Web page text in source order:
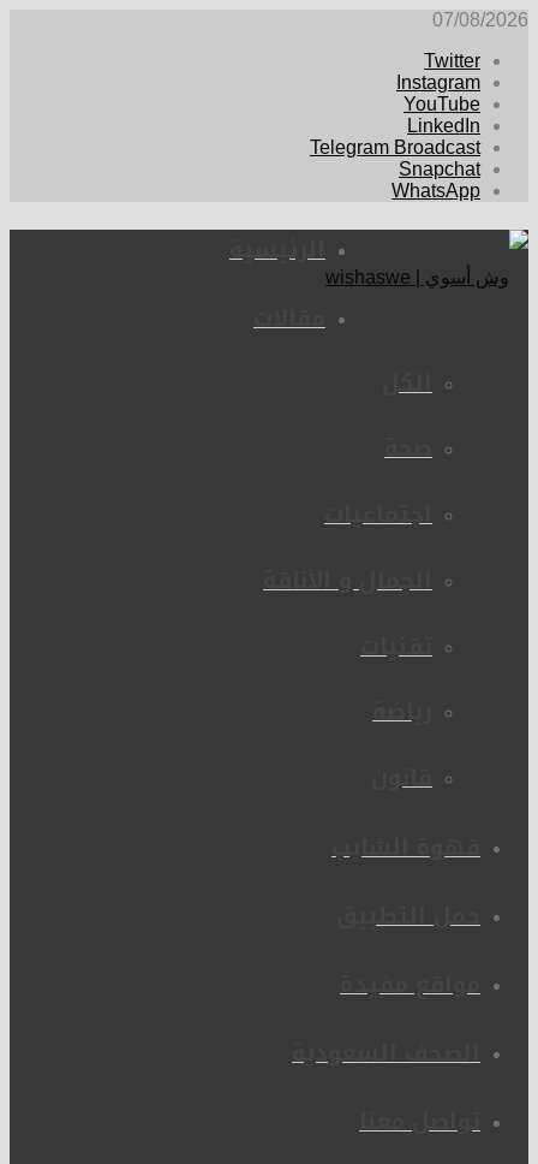
07/08/2026
Twitter
Instagram
YouTube
LinkedIn
Telegram Broadcast
Snapchat
WhatsApp
الرئيسية
مقالات
الكل
صحة
اجتماعيات
الجمال و الأناقة
تقنيات
رياضة
قانون
قهوة الشايب
حمل التطبيق
مواقع مفيدة
الصحف السعودية
تواصل معنا